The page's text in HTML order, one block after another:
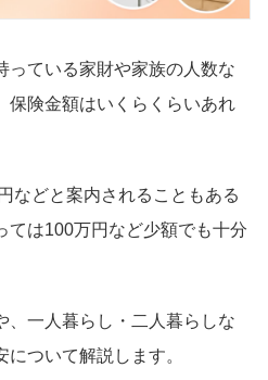
っている家財や家族の人数な
保険金額はいくらくらいあれ
などと案内されることもある
ては100万円など少額でも十分
、一人暮らし・二人暮らしな
ついて解説します。